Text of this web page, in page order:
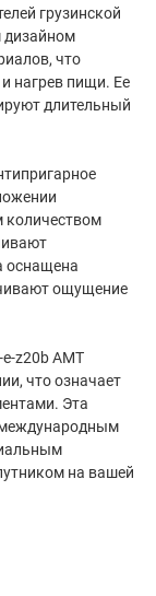
грузинской
дизайном
что
нагрев пищи. Ее
длительный
количеством
оснащена
ощущение
z20b AMT
что означает
Эта
международным
на вашей